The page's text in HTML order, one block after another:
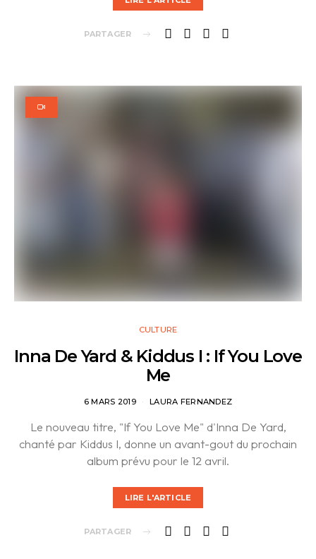
PARTAGER
CULTURE
Inna De Yard & Kiddus I : If You Love
Me
6 MARS 2019 LAURA FERNANDEZ
Le nouveau titre, "If You Love Me" d'Inna De Yard,
chanté par Kiddus I, donne un avant-gout du prochain
album prévu pour le 12 avril.
LIRE L'ARTICLE
PARTAGER